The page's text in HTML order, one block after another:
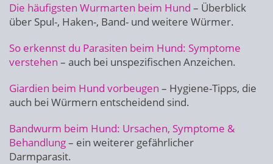
Die häufigsten Wurmarten beim Hund – Überblick
über Spul-, Haken-, Band- und weitere Würmer.
So erkennst du Parasiten beim Hund: Symptome
verstehen – auch bei unspezifischen Anzeichen.
Giardien beim Hund vorbeugen – Hygiene-Tipps, die
auch bei Würmern entscheidend sind.
Bandwurm beim Hund: Ursachen, Symptome &
Behandlung– ein weiterer gefährlicher
Darmparasit.